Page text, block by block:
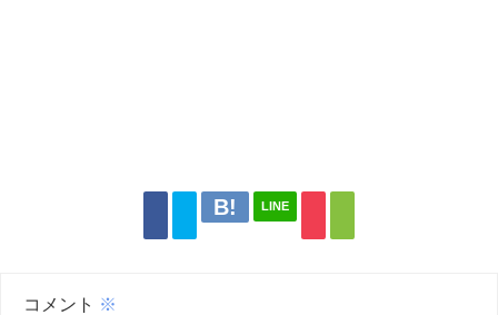
LINE
コメント ※